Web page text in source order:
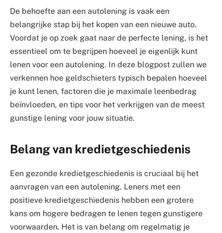
De behoefte aan een autolening is vaak een
belangrijke stap bij het kopen van een nieuwe auto.
Voordat je op zoek gaat naar de perfecte lening, is het
essentieel om te begrijpen hoeveel je eigenlijk kunt
lenen voor een autolening. In deze blogpost zullen we
verkennen hoe geldschieters typisch bepalen hoeveel
je kunt lenen, factoren die je maximale leenbedrag
beïnvloeden, en tips voor het verkrijgen van de meest
gunstige lening voor jouw situatie.
Belang van kredietgeschiedenis
Een gezonde kredietgeschiedenis is cruciaal bij het
aanvragen van een autolening. Leners met een
positieve kredietgeschiedenis hebben een grotere
kans om hogere bedragen te lenen tegen gunstigere
voorwaarden. Het is van belang om regelmatig je